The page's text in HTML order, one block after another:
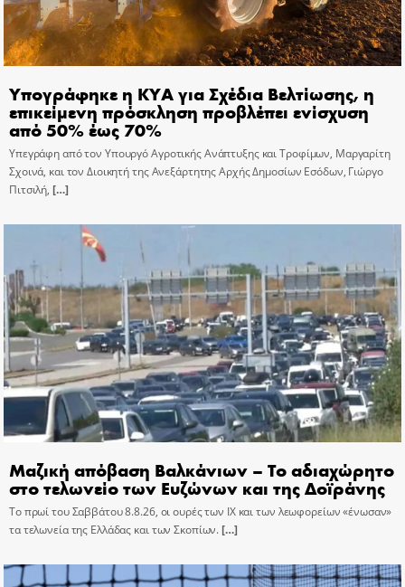
Υπογράφηκε η ΚΥΑ για Σχέδια Βελτίωσης, η
επικείμενη πρόσκληση προβλέπει ενίσχυση
από 50% έως 70%
Υπεγράφη από τον Υπουργό Αγροτικής Ανάπτυξης και Τροφίμων, Μαργαρίτη
Σχοινά, και τον Διοικητή της Ανεξάρτητης Αρχής Δημοσίων Εσόδων, Γιώργο
Πιτσιλή, […]
Μαζική απόβαση Βαλκάνιων – Το αδιαχώρητο
στο τελωνείο των Ευζώνων και της Δοϊράνης
Το πρωί του Σαββάτου 8.8.26, οι ουρές των ΙΧ και των λεωφορείων «ένωσαν»
τα τελωνεία της Ελλάδας και των Σκοπίων.[…]